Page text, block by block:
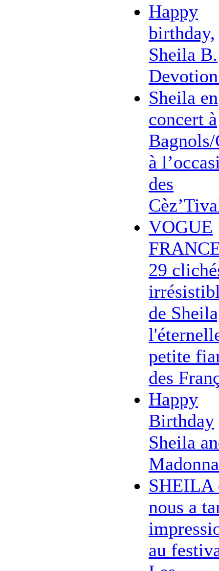
Happy
birthday,
Sheila B.
Sheila en
concert à
Bagnols/
à
des
VOGUE
29
de
petite
des
Happy
Birthday
Sheila
Madonna
SHEILA
nous a
au